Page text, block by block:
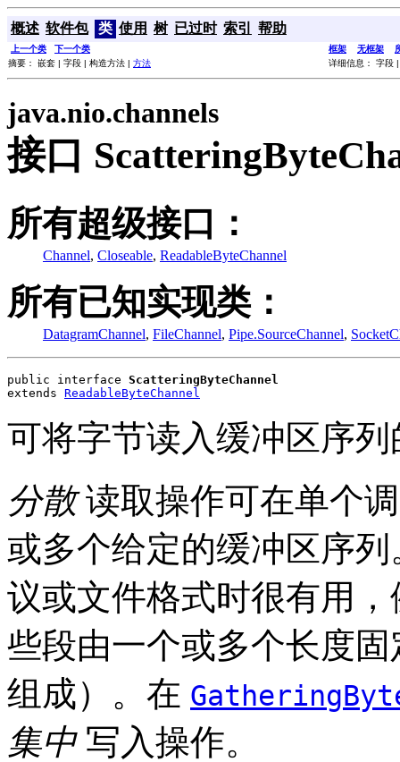
概述 软件包 类 使用 树 已过时 索引 帮助
上一个类 下一个类 框架 无框架
摘要： 嵌套 | 字段 | 构造方法 | 方法 详细信息： 字段
java.nio.channels
接口
所有超级接口：
Channel, Closeable, ReadableByteChannel
所有已知实现类：
DatagramChannel, FileChannel, Pipe.SourceChannel,
public interface ScatteringByteChannel
extends ReadableByteChannel
可将字节读入缓冲区序
分散读取操作可在单个
或多个给定的缓冲区序
议或文件格式时很有用
些段由一个或多个长度
组成）。在
集中写入操作。